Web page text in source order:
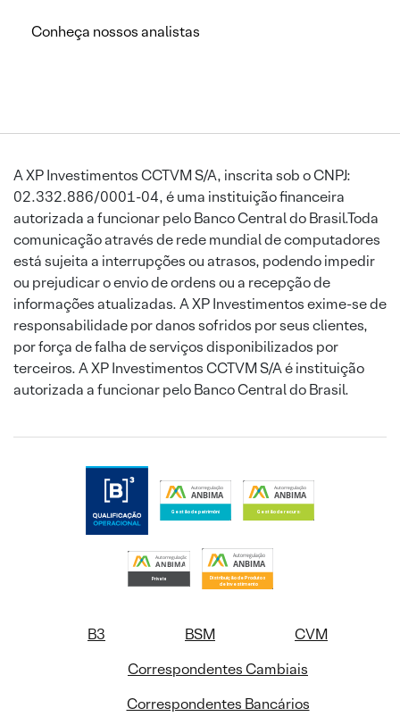
Conheça nossos analistas
A XP Investimentos CCTVM S/A, inscrita sob o CNPJ:
02.332.886/0001-04, é uma instituição financeira
autorizada a funcionar pelo Banco Central do Brasil.Toda
comunicação através de rede mundial de computadores
está sujeita a interrupções ou atrasos, podendo impedir
ou prejudicar o envio de ordens ou a recepção de
informações atualizadas. A XP Investimentos exime-se de
responsabilidade por danos sofridos por seus clientes,
por força de falha de serviços disponibilizados por
terceiros. A XP Investimentos CCTVM S/A é instituição
autorizada a funcionar pelo Banco Central do Brasil.
B3 BSM
CVM
Correspondentes Cambiais
Correspondentes Bancários